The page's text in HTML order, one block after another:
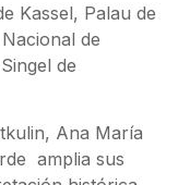
Kassel, Palau de
de
de
Ana María
amplia sus